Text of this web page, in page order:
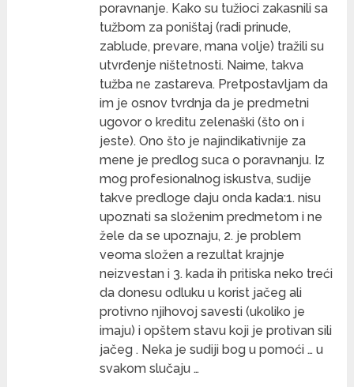
poravnanje. Kako su tužioci zakasnili sa
tužbom za poništaj (radi prinude,
zablude, prevare, mana volje) tražili su
utvrđenje ništetnosti. Naime, takva
tužba ne zastareva. Pretpostavljam da
im je osnov tvrdnja da je predmetni
ugovor o kreditu zelenaški (što on i
jeste). Ono što je najindikativnije za
mene je predlog suca o poravnanju. Iz
mog profesionalnog iskustva, sudije
takve predloge daju onda kada:1. nisu
upoznati sa složenim predmetom i ne
žele da se upoznaju, 2. je problem
veoma složen a rezultat krajnje
neizvestan i 3. kada ih pritiska neko treći
da donesu odluku u korist jačeg ali
protivno njihovoj savesti (ukoliko je
imaju) i opštem stavu koji je protivan sili
jačeg . Neka je sudiji bog u pomoći … u
svakom slučaju …